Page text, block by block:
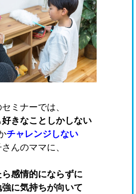
ミナーでは、
好きなことしかしない
チャレンジしない
んのママに、
ら感情的にならずに
に気持ちが向いて